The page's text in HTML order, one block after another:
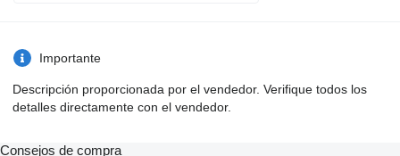
Importante
Descripción proporcionada por el vendedor. Verifique todos los
detalles directamente con el vendedor.
Consejos de compra